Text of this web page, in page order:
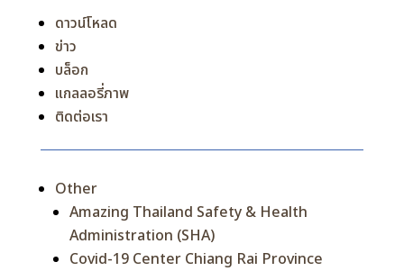
ดาวน์โหลด
ข่าว
บล็อก
แกลลอรี่ภาพ
ติดต่อเรา
Other
Amazing Thailand Safety & Health
Administration (SHA)
Covid-19 Center Chiang Rai Province